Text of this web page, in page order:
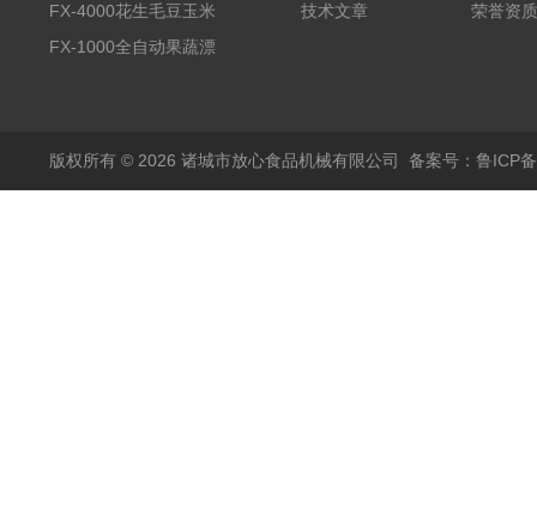
备野菜清洗机
FX-4000花生毛豆玉米
蒸煮漂烫机
FX-1000全自动果蔬漂
技术文章
荣誉资质
版权所有 © 2026 诸城市放心食品机械有限公司 备案号：鲁ICP